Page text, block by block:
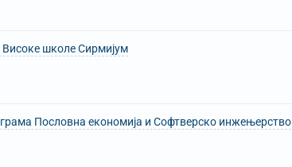
школе Сирмијум
Пословна економија и Софтверско инжењерство